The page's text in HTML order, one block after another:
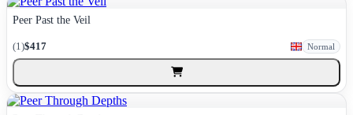
Peer Past the Veil
(1)$417 Normal